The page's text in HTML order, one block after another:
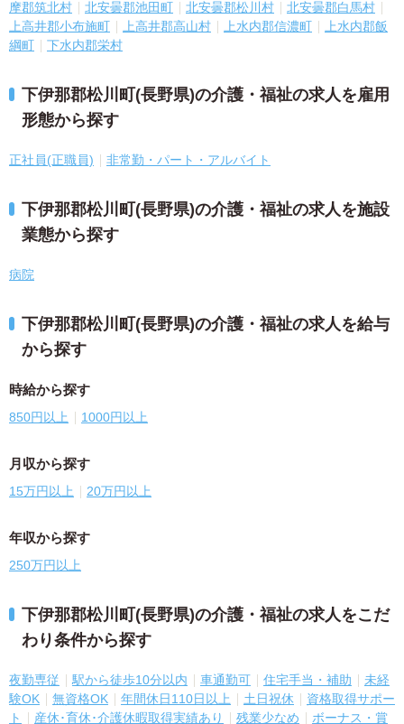
摩郡筑北村 北安曇郡池田町 北安曇郡松川村
北安曇郡白馬村
上高井郡小布施町
上高井郡高山村 上水内郡信濃町
上水内郡飯
綱町
下水内郡栄村
下伊那郡松川町(長野県)の介護・福祉の求人を雇用
形態から探す
正社員(正職員) 非常勤・パート・アルバイト
下伊那郡松川町(長野県)の介護・福祉の求人を施設
業態から探す
病院
下伊那郡松川町(長野県)の介護・福祉の求人を給与
から探す
時給から探す
850円以上 1000円以上
月収から探す
15万円以上 20万円以上
年収から探す
250万円以上
下伊那郡松川町(長野県)の介護・福祉の求人をこだ
わり条件から探す
夜勤専従 駅から徒歩10分以内 車通勤可 住宅手当・補助
未経
験OK
無資格OK 年間休日110日以上 土日祝休
資格取得サポー
ト
産休･育休･介護休暇取得実績あり 残業少なめ
ボーナス・賞